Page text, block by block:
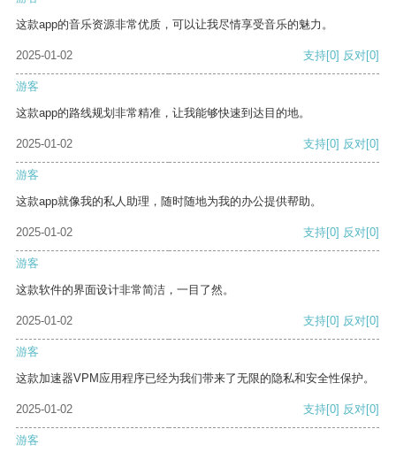
这款app的音乐资源非常优质，可以让我尽情享受音乐的魅力。
2025-01-02 支持[0] 反对[0]
游客
这款app的路线规划非常精准，让我能够快速到达目的地。
2025-01-02 支持[0] 反对[0]
游客
这款app就像我的私人助理，随时随地为我的办公提供帮助。
2025-01-02 支持[0] 反对[0]
游客
这款软件的界面设计非常简洁，一目了然。
2025-01-02 支持[0] 反对[0]
游客
这款加速器VPM应用程序已经为我们带来了无限的隐私和安全性保护。
2025-01-02 支持[0] 反对[0]
游客